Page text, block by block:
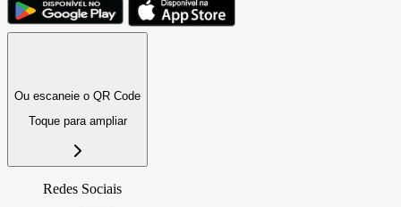
Ou escaneie o QR Code
Toque para ampliar
Redes Sociais